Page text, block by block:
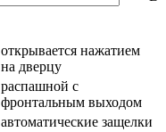
открывается нажатием
на дверцу
распашной с
фронтальным выходом
автоматические защелки